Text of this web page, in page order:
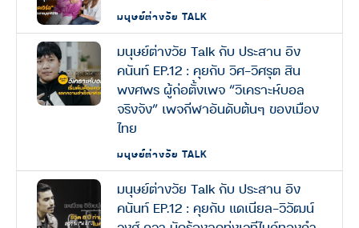
มนุษย์ต่างวัย TALK
มนุษย์ต่างวัย Talk กับ ประสาน อิง
คนันท์ EP.12 : คุยกับ วิศ-วิศรุต สิน
พงศพร ผู้ก่อตั้งเพจ “วิเคราะห์บอล
จริงจัง” เพจกีฬาอันดับต้นๆ ของเมือง
ไทย
มนุษย์ต่างวัย TALK
มนุษย์ต่างวัย Talk กับ ประสาน อิง
คนันท์ EP.12 : คุยกับ แดเนียล-วิวัฒน์